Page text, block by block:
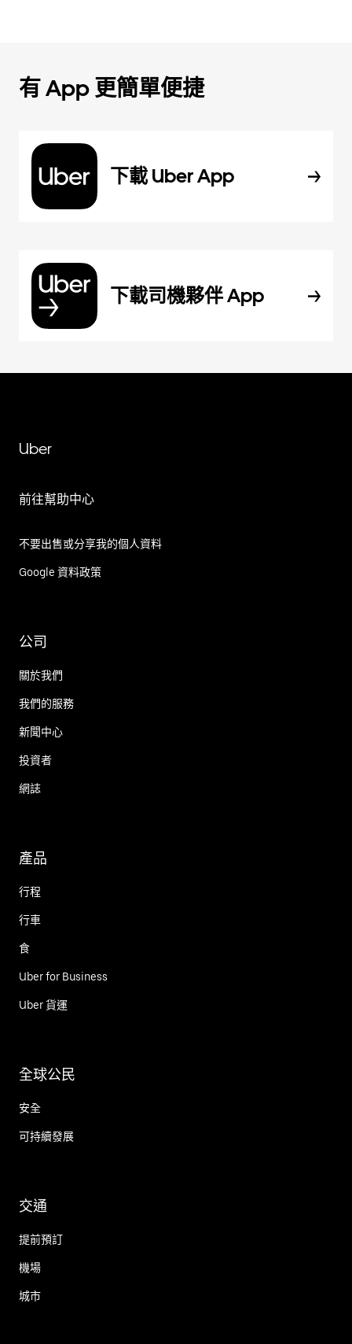
有 App 更簡單便捷
下載 Uber App
下載司機夥伴 App
Uber
前往幫助中心
不要出售或分享我的個人資料
Google 資料政策
公司
關於我們
我們的服務
新聞中心
投資者
網誌
產品
行程
行車
食
Uber for Business
Uber 貨運
全球公民
安全
可持續發展
交通
提前預訂
機場
城市